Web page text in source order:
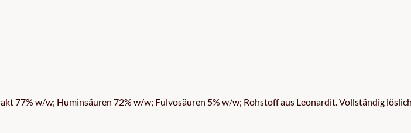
77% w/w; Huminsäuren 72% w/w; Fulvosäuren 5% w/w; Rohstoff aus Leonardit. Vollständig